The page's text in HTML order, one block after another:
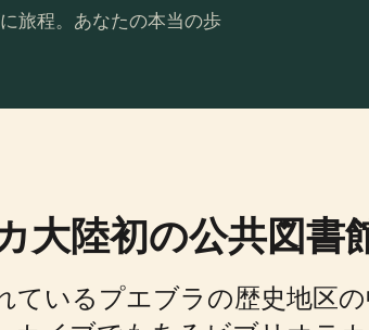
旅程。あなたの本当の歩
大陸初の公共図書
ているプエブラの歴史地区